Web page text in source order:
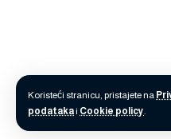
Koristeći stranicu, pristajete na
podatakai Cookie policy.